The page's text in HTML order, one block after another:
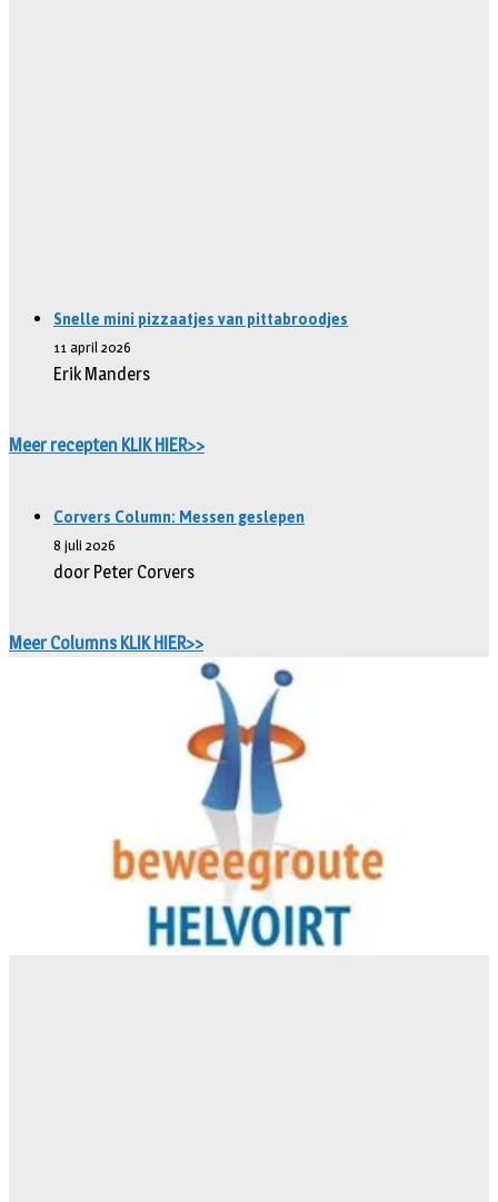
Snelle mini pizzaatjes van pittabroodjes
11 april 2026
Erik Manders
Meer recepten KLIK HIER>>
Corvers Column: Messen geslepen
8 juli 2026
door Peter Corvers
Meer Columns KLIK HIER>>